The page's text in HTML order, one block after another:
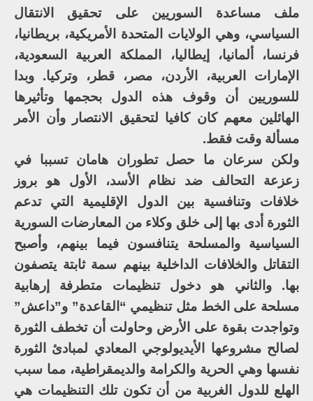
ملف مساعدة السوريين على تحقيق الانتقال
السياسي، وهي الولايات المتحدة الأمريكية، بريطانيا،
فرنسا، ألمانيا، إيطاليا، المملكة العربية السعودية،
الإمارات العربية، الأردن، مصر، قطر، وتركيا. وبدا
للسوريين أن وقوف هذه الدول بحجمها وتأثيرها
الهائلين معهم كان كافيا لتحقيق الانتصار وأن الأمر
مسألة وقت فقط.
ولكن سرعان ما حصل تطوران هامان تسببا في
زعزعة التحالف ضد نظام الأسد، الأول هو بروز
خلافات وتنافسية بين الدول الإقليمية التي تدعم
الثورة أدى بها إلى خلق وكلاء من المعارضات السورية
السياسية والمسلحة يتنافسون فيما بينهم، وأصبح
التقاتل والخلافات الداخلية بينهم سمة ثابتة يتصفون
بها. والثاني هو دخول تنظيمات متطرفة إرهابية
مسلحة على الخط مثل تنظيمي “القاعدة” و”داعش”
وتواجدت بقوة على الأرض وحاولت أن تخطف الثورة
لصالح مشروعها الأيديولوجي المعادي لمبادئ الثورة
نفسها وهي الحرية والكرامة والديمقراطية، مما سبب
الهلع للدول الغربية من أن تكون تلك التنظيمات هي